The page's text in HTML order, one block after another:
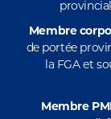
Membre
de portée
la FGA et
Membre